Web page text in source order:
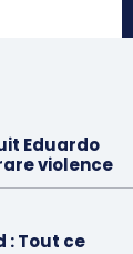
Eduardo
violence
: Tout ce